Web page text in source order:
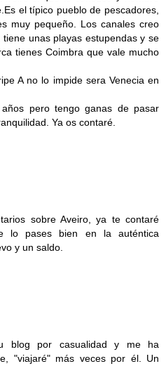
el típico pueblo de pescadores,
muy pequeño. Los canales creo
unas playas estupendas y se
tienes Coimbra que vale mucho
A no lo impide sera Venecia en
pero tengo ganas de pasar
Ya os contaré.
sobre Aveiro, ya te contaré
lo pases bien en la auténtica
y un saldo.
blog por casualidad y me ha
"viajaré" más veces por él. Un